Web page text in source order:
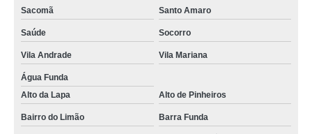
Sacomã Santo Amaro
Saúde Socorro
Vila Andrade Vila Mariana
Água Funda
Alto da Lapa
Alto de Pinheiros
Bairro do Limão Barra Funda